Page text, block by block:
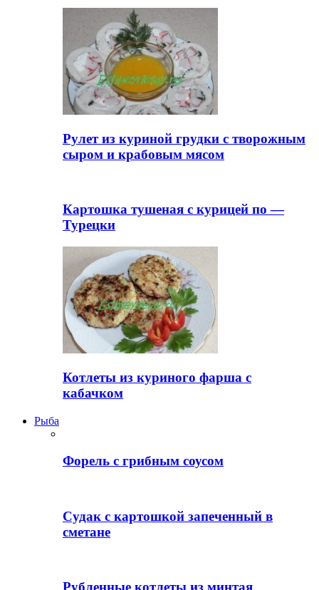
Рулет из куриной грудки с творожным
сыром и крабовым мясом
Картошка тушеная с курицей по —
Турецки
Котлеты из куриного фарша с
кабачком
Рыба
Форель с грибным соусом
Судак с картошкой запеченный в
сметане
Рубленные котлеты из минтая